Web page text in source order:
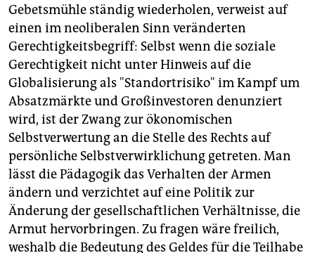
Gebetsmühle ständig wiederholen, verweist auf
einen im neoliberalen Sinn veränderten
Gerechtigkeitsbegriff: Selbst wenn die soziale
Gerechtigkeit nicht unter Hinweis auf die
Globalisierung als "Standortrisiko" im Kampf um
Absatzmärkte und Großinvestoren denunziert
wird, ist der Zwang zur ökonomischen
Selbstverwertung an die Stelle des Rechts auf
persönliche Selbstverwirklichung getreten. Man
lässt die Pädagogik das Verhalten der Armen
ändern und verzichtet auf eine Politik zur
Änderung der gesellschaftlichen Verhältnisse, die
Armut hervorbringen. Zu fragen wäre freilich,
weshalb die Bedeutung des Geldes für die Teilhabe